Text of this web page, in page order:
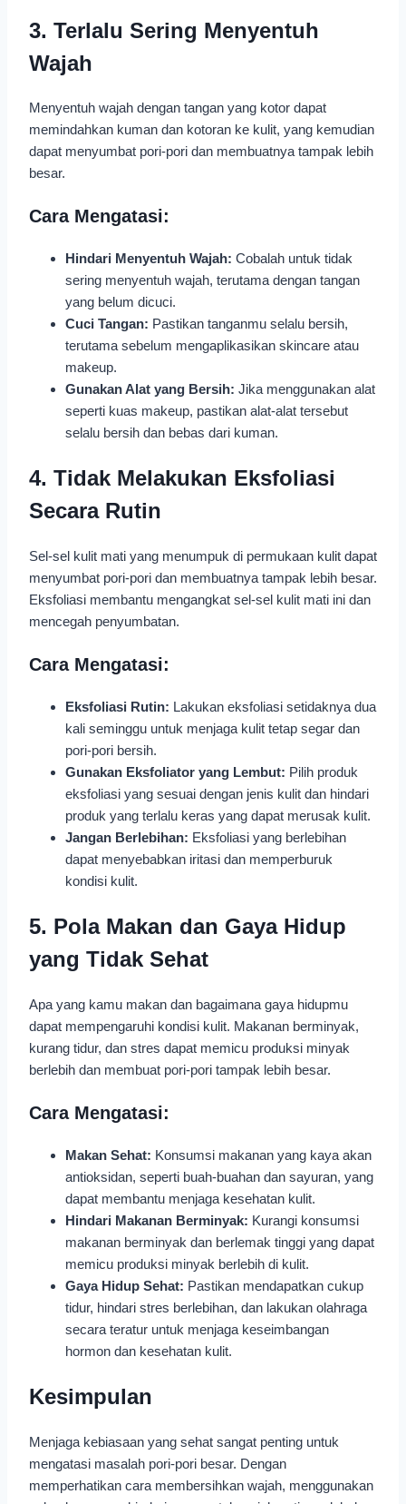
3. Terlalu Sering Menyentuh
Wajah
Menyentuh wajah dengan tangan yang kotor dapat
memindahkan kuman dan kotoran ke kulit, yang kemudian
dapat menyumbat pori-pori dan membuatnya tampak lebih
besar.
Cara Mengatasi:
Hindari Menyentuh Wajah: Cobalah untuk tidak
sering menyentuh wajah, terutama dengan tangan
yang belum dicuci.
Cuci Tangan: Pastikan tanganmu selalu bersih,
terutama sebelum mengaplikasikan skincare atau
makeup.
Gunakan Alat yang Bersih: Jika menggunakan alat
seperti kuas makeup, pastikan alat-alat tersebut
selalu bersih dan bebas dari kuman.
4. Tidak Melakukan Eksfoliasi
Secara Rutin
Sel-sel kulit mati yang menumpuk di permukaan kulit dapat
menyumbat pori-pori dan membuatnya tampak lebih besar.
Eksfoliasi membantu mengangkat sel-sel kulit mati ini dan
mencegah penyumbatan.
Cara Mengatasi:
Eksfoliasi Rutin: Lakukan eksfoliasi setidaknya dua
kali seminggu untuk menjaga kulit tetap segar dan
pori-pori bersih.
Gunakan Eksfoliator yang Lembut: Pilih produk
eksfoliasi yang sesuai dengan jenis kulit dan hindari
produk yang terlalu keras yang dapat merusak kulit.
Jangan Berlebihan: Eksfoliasi yang berlebihan
dapat menyebabkan iritasi dan memperburuk
kondisi kulit.
5. Pola Makan dan Gaya Hidup
yang Tidak Sehat
Apa yang kamu makan dan bagaimana gaya hidupmu
dapat mempengaruhi kondisi kulit. Makanan berminyak,
kurang tidur, dan stres dapat memicu produksi minyak
berlebih dan membuat pori-pori tampak lebih besar.
Cara Mengatasi:
Makan Sehat: Konsumsi makanan yang kaya akan
antioksidan, seperti buah-buahan dan sayuran, yang
dapat membantu menjaga kesehatan kulit.
Hindari Makanan Berminyak: Kurangi konsumsi
makanan berminyak dan berlemak tinggi yang dapat
memicu produksi minyak berlebih di kulit.
Gaya Hidup Sehat: Pastikan mendapatkan cukup
tidur, hindari stres berlebihan, dan lakukan olahraga
secara teratur untuk menjaga keseimbangan
hormon dan kesehatan kulit.
Kesimpulan
Menjaga kebiasaan yang sehat sangat penting untuk
mengatasi masalah pori-pori besar. Dengan
memperhatikan cara membersihkan wajah, menggunakan